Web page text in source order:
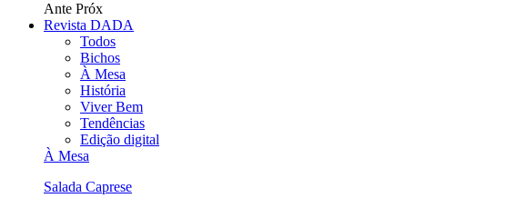
Ante Próx
Revista DADA
Todos
Bichos
À Mesa
História
Viver Bem
Tendências
Edição digital
À Mesa
Salada Caprese